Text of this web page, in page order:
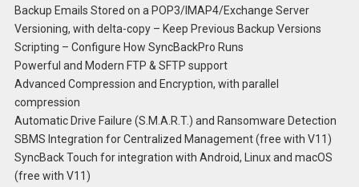
Backup Emails Stored on a POP3/IMAP4/Exchange Server
Versioning, with delta-copy – Keep Previous Backup Versions
Scripting – Configure How SyncBackPro Runs
Powerful and Modern FTP & SFTP support
Advanced Compression and Encryption, with parallel
compression
Automatic Drive Failure (S.M.A.R.T.) and Ransomware Detection
SBMS Integration for Centralized Management (free with V11)
SyncBack Touch for integration with Android, Linux and macOS
(free with V11)